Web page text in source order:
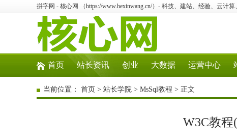
拼字网 - 核心网 （https://www.hexinwang.cn/）- 科技、建站、经验、云计
首页 站长资讯 创业 大数据 运营中心
当前位置： 首页 > 站长学院 > MsSql教程 > 正文
W3C教程